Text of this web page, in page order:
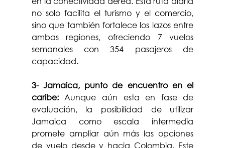
no solo facilita el turismo y el comercio,
sino que también fortalece los lazos entre
ambas regiones, ofreciendo 7 vuelos
semanales con 354 pasajeros de
capacidad.
3- Jamaica, punto de encuentro en el
caribe: Aunque aún esta en fase de
evaluación, la posibilidad de utilizar
Jamaica como escala intermedia
promete ampliar aún más las opciones
de vuelo desde y hacia Colombia. Este